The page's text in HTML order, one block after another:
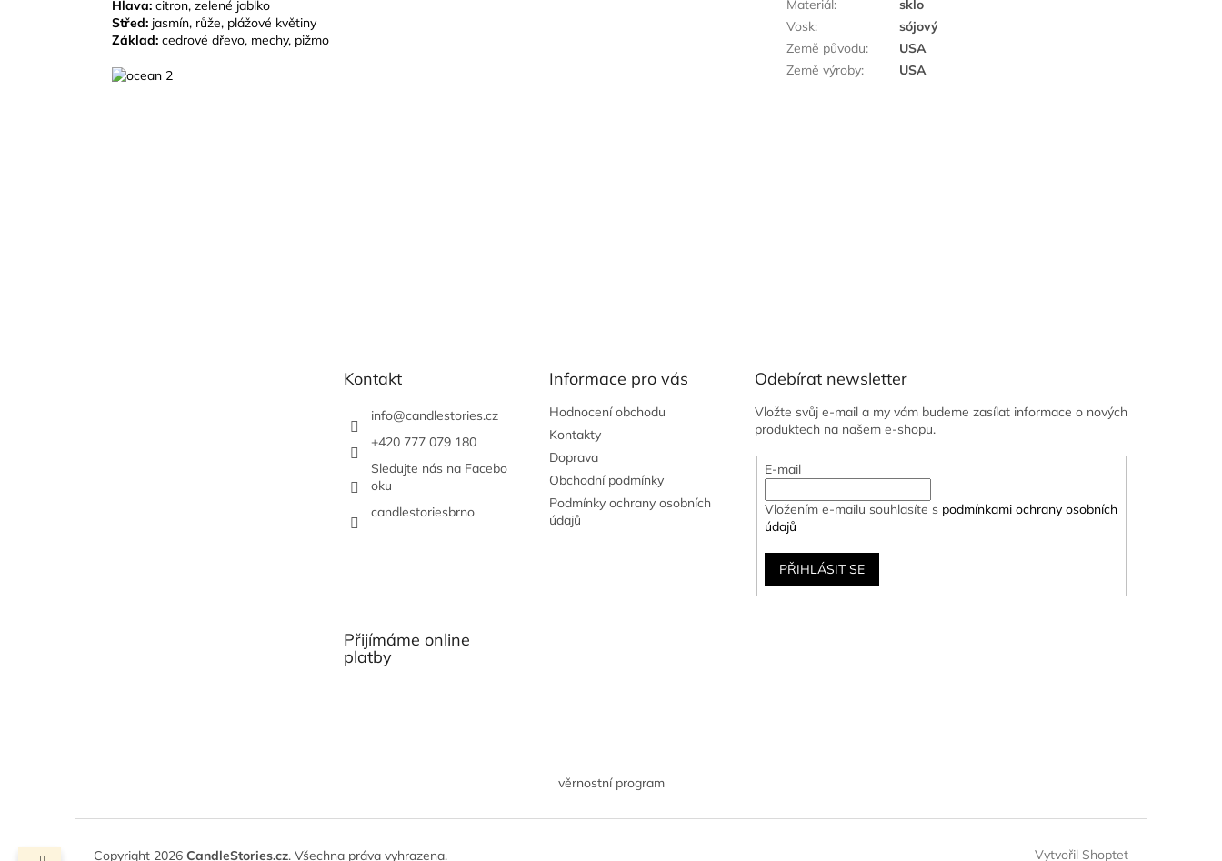
Hlava: citron, zelené jablko
Střed: jasmín, růže, plážové květiny
Základ: cedrové dřevo, mechy, pižmo
Materiál:
sklo
Vosk:
sójový
Země původu:
USA
Země výroby: USA
Kontakt
info@candlestories.cz
+420 777 079 180
Sledujte nás na Facebo
oku
candlestoriesbrno
Informace pro vás
Hodnocení obchodu
Kontakty
Doprava
Obchodní podmínky
Podmínky ochrany osobních
údajů
Odebírat newsletter
Vložte svůj e-mail a my vám budeme zasílat informace o nových
produktech na našem e-shopu.
E-mail
Vložením e-mailu souhlasíte s podmínkami ochrany osobních
údajů
PŘIHLÁSIT SE
Přijímáme online
platby
věrnostní program
Vytvořil Shoptet
Copyright 2026 CandleStories.cz. Všechna práva vyhrazena.